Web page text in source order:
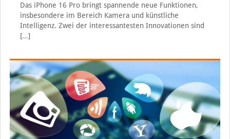
Das iPhone 16 Pro bringt spannende neue Funktionen,
insbesondere im Bereich Kamera und künstliche
Intelligenz. Zwei der interessantesten Innovationen sind
[…]